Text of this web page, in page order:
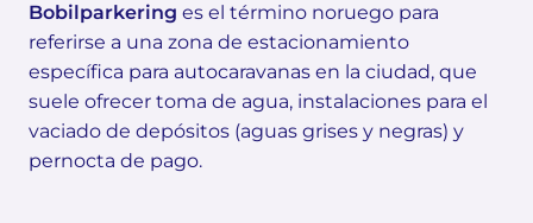
Bobilparkering es el término noruego para
referirse a una zona de estacionamiento
específica para autocaravanas en la ciudad, que
suele ofrecer toma de agua, instalaciones para el
vaciado de depósitos (aguas grises y negras) y
pernocta de pago.